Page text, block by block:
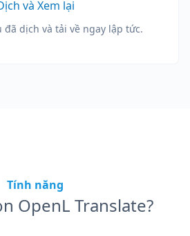
và Xem lại
đã dịch và tải về ngay lập tức.
Tính năng
OpenL Translate?